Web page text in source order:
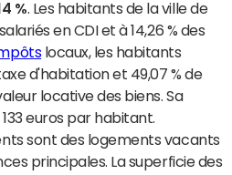
%. Les habitants de la ville de
en CDI et à 14,26 % des
locaux, les habitants
d'habitation et 49,07 % de
locative des biens. Sa
133 euros par habitant.
sont des logements vacants
principales. La superficie des